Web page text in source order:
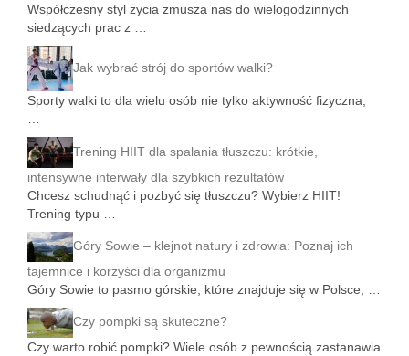
Współczesny styl życia zmusza nas do wielogodzinnych
siedzących prac z …
Jak wybrać strój do sportów walki?
Sporty walki to dla wielu osób nie tylko aktywność fizyczna,
…
Trening HIIT dla spalania tłuszczu: krótkie,
intensywne interwały dla szybkich rezultatów
Chcesz schudnąć i pozbyć się tłuszczu? Wybierz HIIT!
Trening typu …
Góry Sowie – klejnot natury i zdrowia: Poznaj ich
tajemnice i korzyści dla organizmu
Góry Sowie to pasmo górskie, które znajduje się w Polsce, …
Czy pompki są skuteczne?
Czy warto robić pompki? Wiele osób z pewnością zastanawia